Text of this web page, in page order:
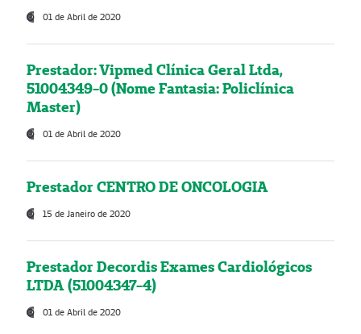
01 de Abril de 2020
Prestador: Vipmed Clínica Geral Ltda,
51004349-0 (Nome Fantasia: Policlínica
Master)
01 de Abril de 2020
Prestador CENTRO DE ONCOLOGIA
15 de Janeiro de 2020
Prestador Decordis Exames Cardiológicos
LTDA (51004347-4)
01 de Abril de 2020